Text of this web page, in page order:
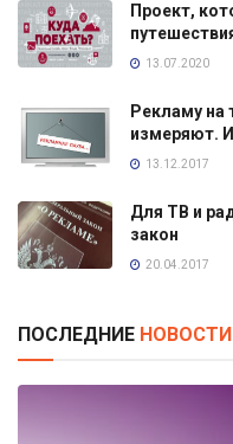
Проект,
13.07.2020
Рекламу на
измеряют.
13.12.2017
Для ТВ и
закон
20.04.2017
ПОСЛЕДНИЕ НОВОСТИ